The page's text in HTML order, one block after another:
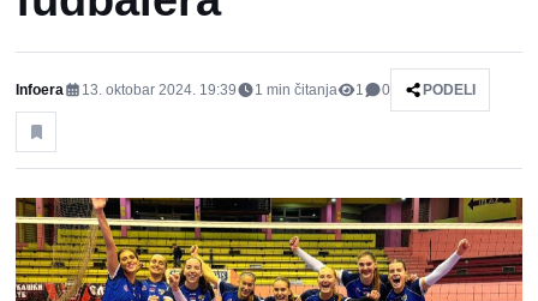
Infoera 13. oktobar 2024. 19:39 1 min čitanja 1 0 PODELI